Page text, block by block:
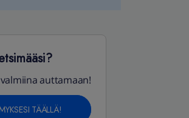
auttamaan!
TÄÄLLÄ!